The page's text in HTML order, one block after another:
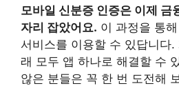
모바일 신분증 인증은 이제 금
자리 잡았어요. 이 과정을 통
서비스를 이용할 수 있답니다.
래 모두 앱 하나로 해결할 수
않은 분들은 꼭 한 번 도전해